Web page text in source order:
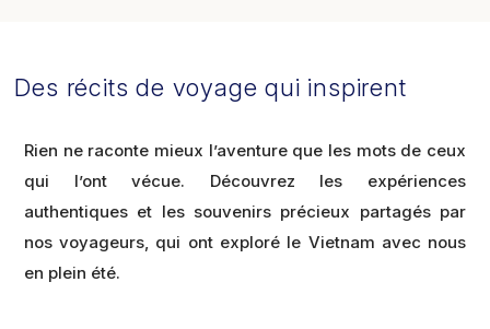
Des récits de voyage qui inspirent
Rien ne raconte mieux l’aventure que les mots de ceux
qui l’ont vécue. Découvrez les expériences
authentiques et les souvenirs précieux partagés par
nos voyageurs, qui ont exploré le Vietnam avec nous
en plein été.